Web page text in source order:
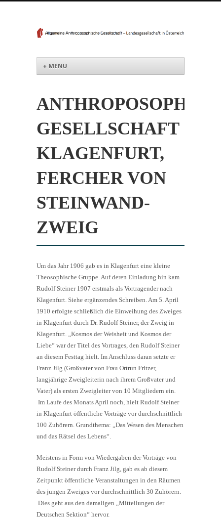
Menü
Weiter zum Inhalt
+ MENU
GESELLSCHAFT
KLAGENFURT,
FERCHER VON
STEINWAND-
ZWEIG
Um das Jahr 1906 gab es in Klagenfurt eine kleine
Theosophische Gruppe. Auf deren Einladung hin kam
Rudolf Steiner 1907 erstmals als Vortragender nach
Klagenfurt. Siehe ergänzendes Schreiben. Am 5. April
1910 erfolgte schließlich die Einweihung des Zweiges
in Klagenfurt durch Dr. Rudolf Steiner, der Zweig in
Klagenfurt. „Kosmos der Weisheit und Kosmos der
Liebe“ war der Titel des Vortrages, den Rudolf Steiner
an diesem Festtag hielt. Im Anschluss daran setzte er
Franz Jilg (Großvater von Frau Ortrun Fritzer,
langjährige Zweigleiterin nach ihrem Großvater und
Vater) als ersten Zweigleiter von 10 Mitgliedern ein.
Im Laufe des Monats April noch, hielt Rudolf Steiner
in Klagenfurt öffentliche Vorträge vor durchschnittlich
100 Zuhörern. Grundthema: „Das Wesen des Menschen
und das Rätsel des Lebens“.
Meistens in Form von Wiedergaben der Vorträge von
Rudolf Steiner durch Franz Jilg, gab es ab diesem
Zeitpunkt öffentliche Veranstaltungen in den Räumen
des jungen Zweiges vor durchschnittlich 30 Zuhörern.
Dies geht aus den damaligen „Mitteilungen der
Deutschen Sektion“ hervor.